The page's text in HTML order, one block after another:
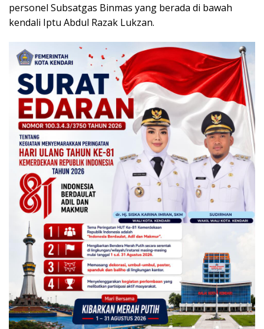
personel Subsatgas Binmas yang berada di bawah
kendali Iptu Abdul Razak Lukzan.